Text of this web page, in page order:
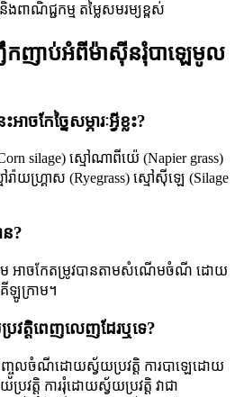
ពាណិជ្ជកម្ម តម្លៃសមរម្យខ្ពស់
ញាប់អំពីម៉ាស៊ីនរុំបាឡេមូល
ចកែច្នៃសម្ភារៈអ្វីខ្លះ?
silage) ស្មៅណាពីយ៉េ (Napier grass)
រ៉ាយហ្គ្រាស (Ryegrass) ស្មៅស៊ីឡេ (Silage
ន?
អាចកែតម្រូវបានតាមសំណើមចំណី ដោយ
ឡូក្រាម។
វត្តិពេញលេញដែរឬទេ?
បញ្ចូលចំណីដោយស្វ័យប្រវត្តិ ការបាឡេដោយ
រវត្តិ ការរុំដោយស្វ័យប្រវត្តិ វាជា